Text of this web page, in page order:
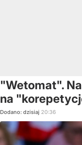
"Wetomat".
na
Dodano: dzisiaj 20:36